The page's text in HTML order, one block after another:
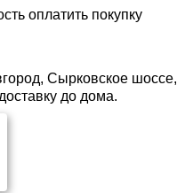
оплатить покупку
Сырковское шоссе,
до дома.